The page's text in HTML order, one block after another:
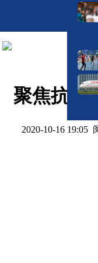
聚焦抗疫
2020-10-16 19:05